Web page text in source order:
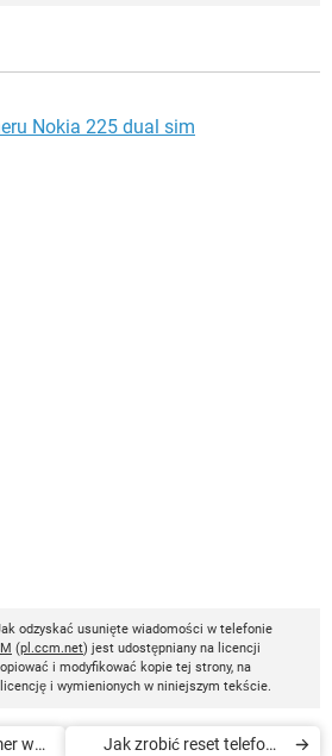
Nokia 225 dual sim
odzyskać usunięte wiadomości w telefonie
(pl.ccm.net) jest udostępniany na licencji
i modyfikować kopie tej strony, na
i wymienionych w niniejszym tekście.
w
Jak zrobić reset telefonu